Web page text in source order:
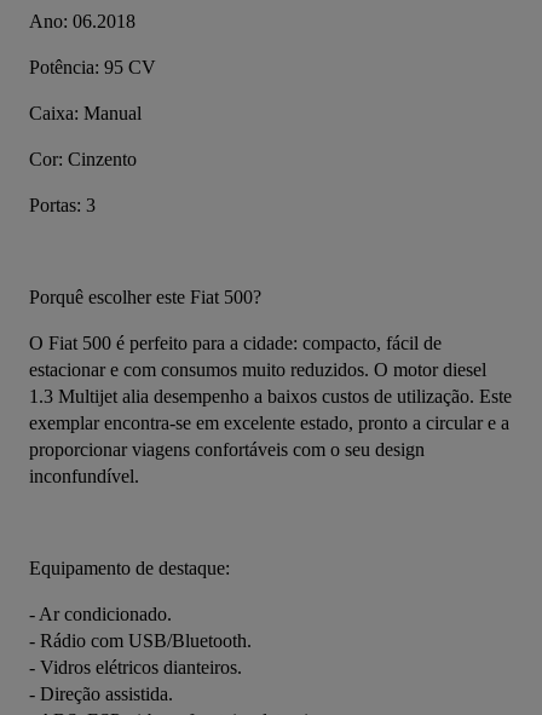
Ano: 06.2018
Potência: 95 CV
Caixa: Manual
Cor: Cinzento
Portas: 3
Porquê escolher este Fiat 500?
O Fiat 500 é perfeito para a cidade: compacto, fácil de
estacionar e com consumos muito reduzidos. O motor diesel
1.3 Multijet alia desempenho a baixos custos de utilização. Este
exemplar encontra-se em excelente estado, pronto a circular e a
proporcionar viagens confortáveis com o seu design
inconfundível.
Equipamento de destaque:
- Ar condicionado.
- Rádio com USB/Bluetooth.
- Vidros elétricos dianteiros.
- Direção assistida.